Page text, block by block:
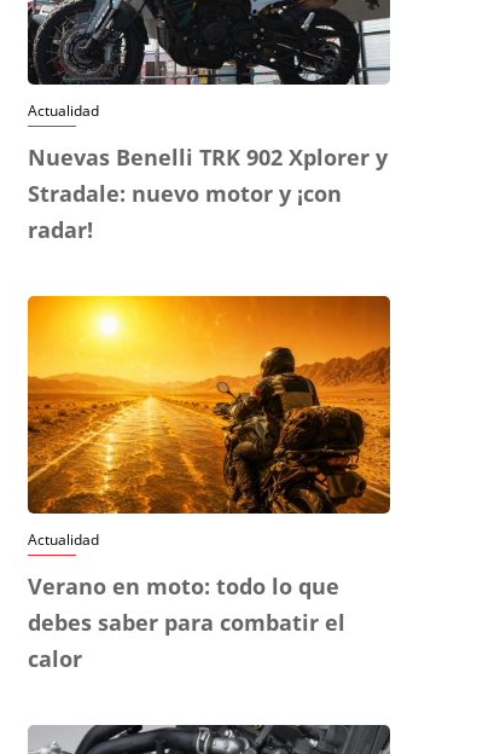
Actualidad
Nuevas Benelli TRK 902 Xplorer y
Stradale: nuevo motor y ¡con
radar!
Actualidad
Verano en moto: todo lo que
debes saber para combatir el
calor